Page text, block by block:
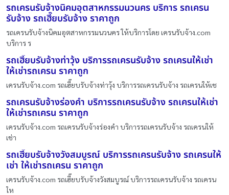
รถเครนรับจ้างนิคมอุตสาหกรรมนวนคร บริการ รถเครน
รับจ้าง รถเฮี๊ยบรับจ้าง ราคาถูก
รถเครนรับจ้างนิคมอุตสาหกรรมนวนคร ให้บริการโดย เครนรับจ้าง.com
บริการ ร
รถเฮี๊ยบรับจ้างท่าวุ้ง บริการรถเครนรับจ้าง รถเครนให้เช่า
ให้เช่ารถเครน ราคาถูก
เครนรับจ้าง.com รถเฮี๊ยบรับจ้างท่าวุ้ง บริการรถเครนรับจ้าง รถเครนให้เช
รถเครนรับจ้างร่องคำ บริการรถเครนรับจ้าง รถเครนให้เช่า
ให้เช่ารถเครน ราคาถูก
เครนรับจ้าง.com รถเครนรับจ้างร่องคำ บริการรถเครนรับจ้าง รถเครนให้
เช่า
รถเฮี๊ยบรับจ้างวังสมบูรณ์ บริการรถเครนรับจ้าง รถเครนให้
เช่า ให้เช่ารถเครน ราคาถูก
เครนรับจ้าง.com รถเฮี๊ยบรับจ้างวังสมบูรณ์ บริการรถเครนรับจ้าง รถเครน
ให